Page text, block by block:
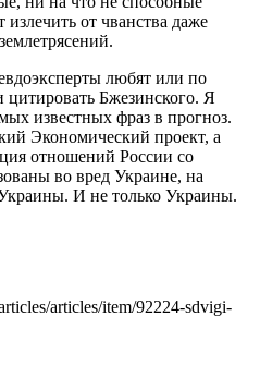
от чванства даже
любят или по
Бжезинского. Я
известных фраз в прогноз.
Экономический проект, а
отношений России со
во вред Украине, на
И не только Украины.
articles/item/92224-sdvigi-